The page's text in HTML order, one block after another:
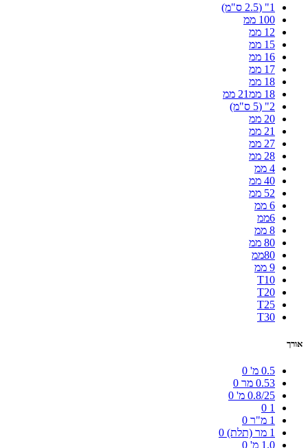
1" (2.5 ס"מ)
100 ממ
12 ממ
15 ממ
16 ממ
17 ממ
18 ממ
18 ממ21 ממ
2" (5 ס"מ)
20 ממ
21 ממ
27 ממ
28 ממ
4 ממ
40 ממ
52 ממ
6 ממ
6ממ
8 ממ
80 ממ
80ממ
9 ממ
T10
T20
T25
T30
אורך
0.5 מ'
0
0.53 מר
0
0.8/25 מ'
0
1
0
1 מ"ר
0
1 מר (תלת)
0
1.0 מ'
0